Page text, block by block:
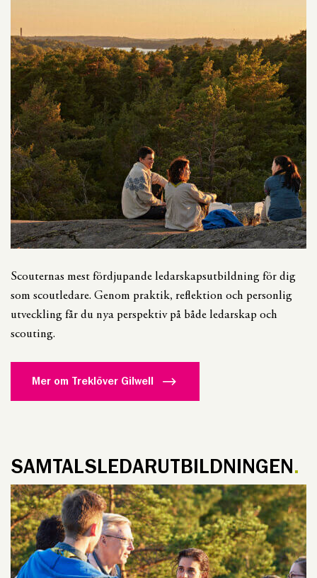
Scouternas mest fördjupande ledarskapsutbildning för dig
som scoutledare. Genom praktik, reflektion och personlig
utveckling får du nya perspektiv på både ledarskap och
scouting.
Mer om Treklöver Gilwell
SAMTALSLEDARUTBILDNINGEN